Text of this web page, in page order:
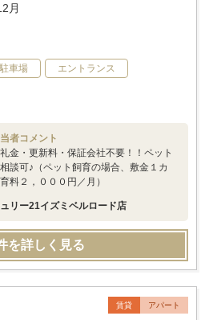
月
駐車場 エントランス
者コメント
金・更新料・保証会社不要！！ペット
談可♪（ペット飼育の場合、敷金１カ
料２，０００円／月）
リー21イズミベルロード店
を詳しく見る
賃貸 アパート